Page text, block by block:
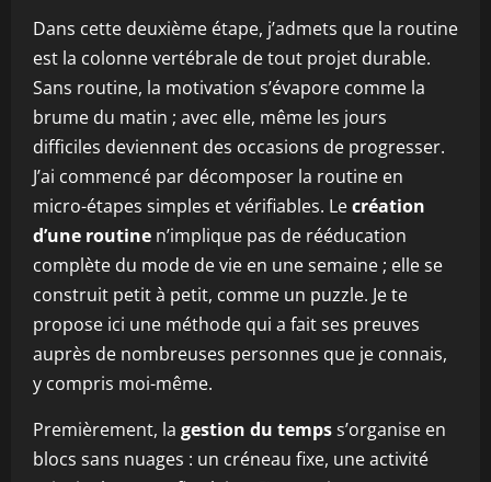
Dans cette deuxième étape, j’admets que la routine
est la colonne vertébrale de tout projet durable.
Sans routine, la motivation s’évapore comme la
brume du matin ; avec elle, même les jours
difficiles deviennent des occasions de progresser.
J’ai commencé par décomposer la routine en
micro-étapes simples et vérifiables. Lecréation
d’une routine n’implique pas de rééducation
complète du mode de vie en une semaine ; elle se
construit petit à petit, comme un puzzle. Je te
propose ici une méthode qui a fait ses preuves
auprès de nombreuses personnes que je connais,
y compris moi-même.
Premièrement, la gestion du tempss’organise en
blocs sans nuages : un créneau fixe, une activité